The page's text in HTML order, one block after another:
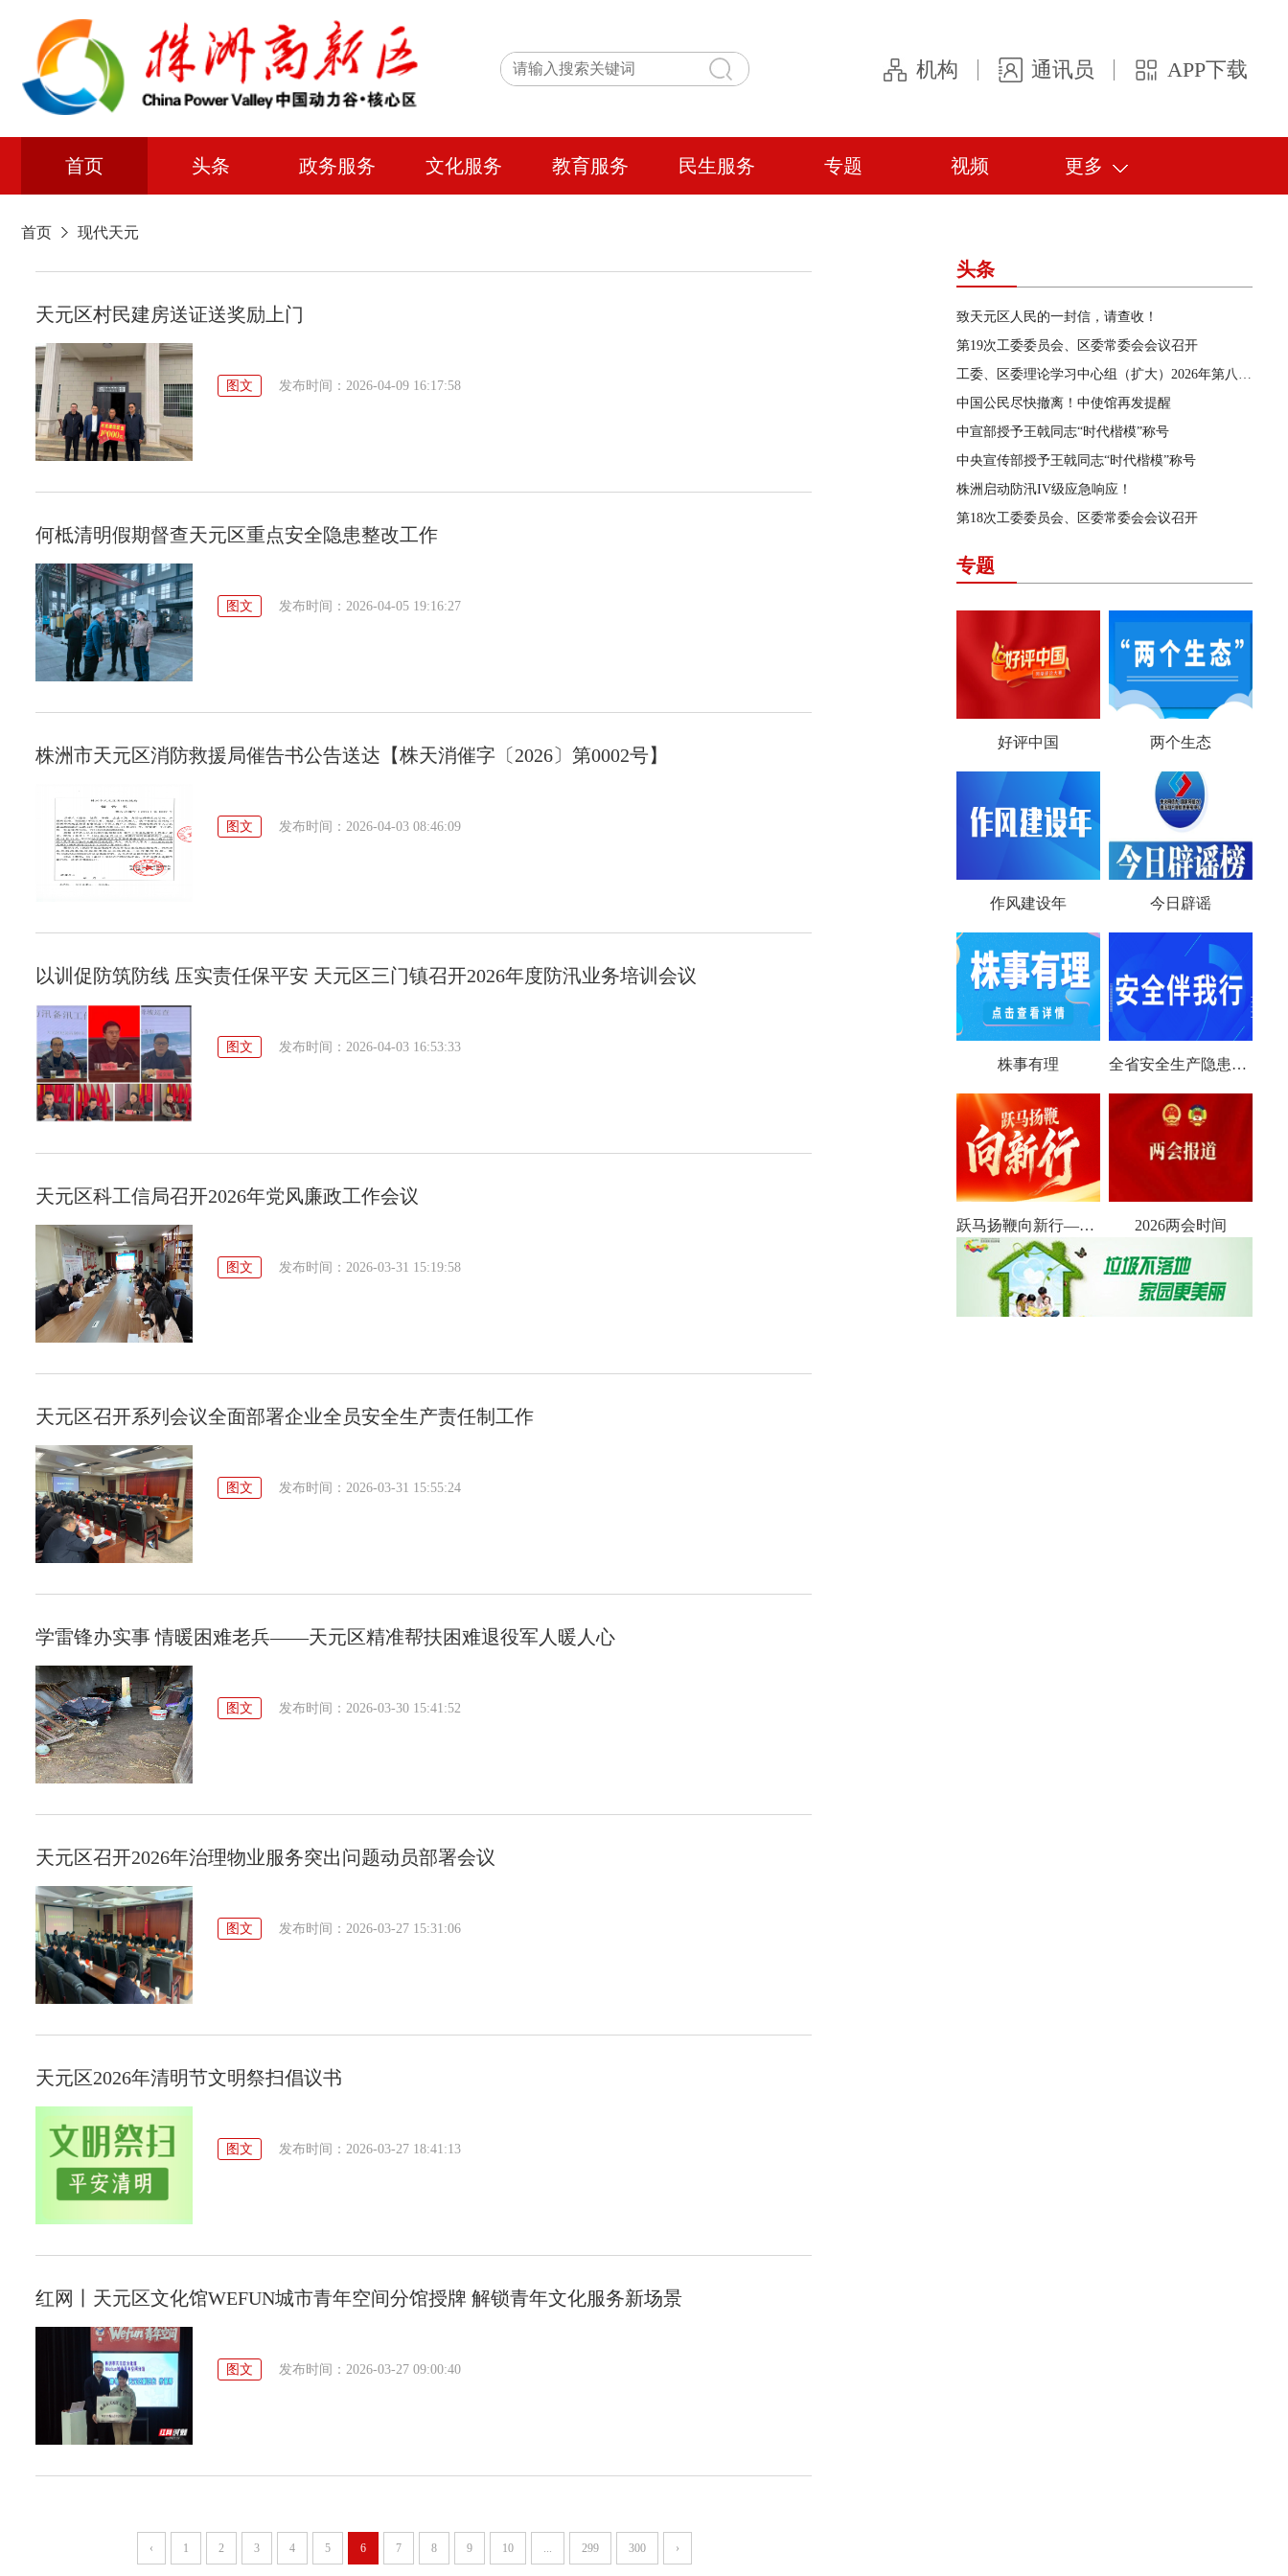
机构 通讯员 APP下载
首页 头条 政务服务 文化服务 教育服务 民生服务 专题 视频 更多
首页 现代天元
天元区村民建房送证送奖励上门
图文 发布时间：2026-04-09 16:17:58
何柢清明假期督查天元区重点安全隐患整改工作
图文 发布时间：2026-04-05 19:16:27
株洲市天元区消防救援局催告书公告送达【株天消催字〔2026〕第0002号】
图文 发布时间：2026-04-03 08:46:09
以训促防筑防线 压实责任保平安 天元区三门镇召开2026年度防汛业务培训会议
图文 发布时间：2026-04-03 16:53:33
天元区科工信局召开2026年党风廉政工作会议
图文 发布时间：2026-03-31 15:19:58
天元区召开系列会议全面部署企业全员安全生产责任制工作
图文 发布时间：2026-03-31 15:55:24
学雷锋办实事 情暖困难老兵——天元区精准帮扶困难退役军人暖人心
图文 发布时间：2026-03-30 15:41:52
天元区召开2026年治理物业服务突出问题动员部署会议
图文 发布时间：2026-03-27 15:31:06
天元区2026年清明节文明祭扫倡议书
图文 发布时间：2026-03-27 18:41:13
红网丨天元区文化馆WEFUN城市青年空间分馆授牌 解锁青年文化服务新场景
图文 发布时间：2026-03-27 09:00:40
‹ 1 2 3 4 5 6 7 8 9 10 ... 299 300 ›
头条
致天元区人民的一封信，请查收！
第19次工委委员会、区委常委会会议召开
工委、区委理论学习中心组（扩大）2026年第八次集体学习举行
中国公民尽快撤离！中使馆再发提醒
中宣部授予王戟同志“时代楷模”称号
中央宣传部授予王戟同志“时代楷模”称号
株洲启动防汛IV级应急响应！
第18次工委委员会、区委常委会会议召开
专题
好评中国 两个生态
作风建设年 今日辟谣
株事有理 全省安全生产隐患大排查大整治
跃马扬鞭向新行——聚焦2026全国两会 2026两会时间